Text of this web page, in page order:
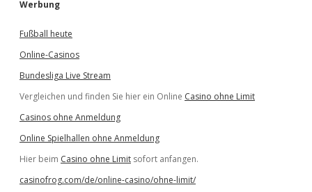
Werbung
Fußball heute
Online-Casinos
Bundesliga Live Stream
Vergleichen und finden Sie hier ein Online Casino ohne Limit
Casinos ohne Anmeldung
Online Spielhallen ohne Anmeldung
Hier beim Casino ohne Limit sofort anfangen.
casinofrog.com/de/online-casino/ohne-limit/